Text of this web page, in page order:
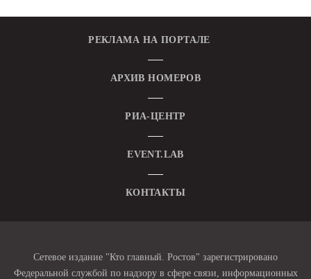
РЕКЛАМА НА ПОРТАЛЕ
АРХИВ НОМЕРОВ
РИА-ЦЕНТР
EVENT.LAB
КОНТАКТЫ
Сетевое издание "Кто главный. Ростов" зарегистрировано
Федеральной службой по надзору в сфере связи, информационных